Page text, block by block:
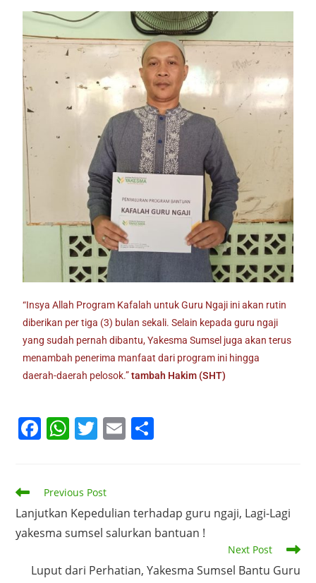
“Insya Allah Program Kafalah untuk Guru Ngaji ini akan rutin
diberikan per tiga (3) bulan sekali. Selain kepada guru ngaji
yang sudah pernah dibantu, Yakesma Sumsel juga akan terus
menambah penerima manfaat dari program ini hingga
daerah-daerah pelosok.”tambah Hakim (SHT)
F
e
b
o
o
W
s
A
p
p
T
er
E
Previous Post
Lanjutkan Kepedulian terhadap guru ngaji, Lagi-Lagi
yakesma sumsel salurkan bantuan !
Next Post
Luput dari Perhatian, Yakesma Sumsel Bantu Guru